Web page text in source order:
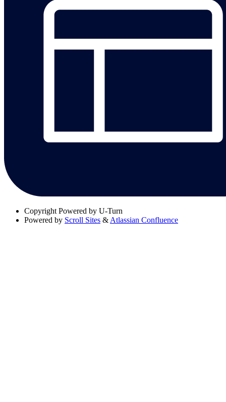
Copyright Powered by U-Turn
Powered by Scroll Sites & Atlassian Confluence